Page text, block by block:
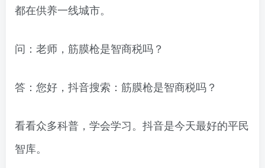
都在供养一线城市。
问：老师，筋膜枪是智商税吗？
答：您好，抖音搜索：筋膜枪是智商税吗？
看看众多科普，学会学习。抖音是今天最好的平民
智库。